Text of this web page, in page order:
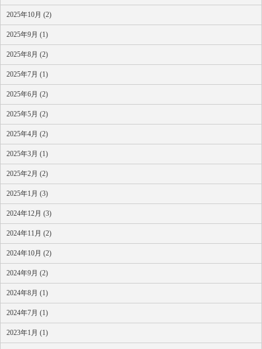
2025年10月 (2)
2025年9月 (1)
2025年8月 (2)
2025年7月 (1)
2025年6月 (2)
2025年5月 (2)
2025年4月 (2)
2025年3月 (1)
2025年2月 (2)
2025年1月 (3)
2024年12月 (3)
2024年11月 (2)
2024年10月 (2)
2024年9月 (2)
2024年8月 (1)
2024年7月 (1)
2023年1月 (1)